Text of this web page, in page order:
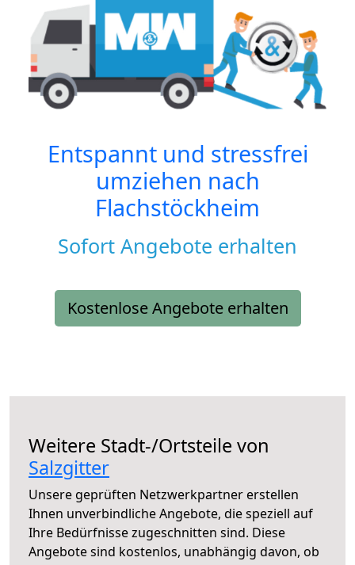
Entspannt und stressfrei
umziehen nach
Flachstöckheim
Sofort Angebote erhalten
Kostenlose Angebote erhalten
Weitere Stadt-/Ortsteile von
Salzgitter
Unsere geprüften Netzwerkpartner erstellen
Ihnen unverbindliche Angebote, die speziell auf
Ihre Bedürfnisse zugeschnitten sind. Diese
Angebote sind kostenlos, unabhängig davon, ob